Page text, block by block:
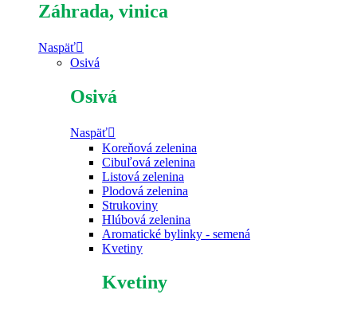
Záhrada, vinica
Naspäť
Osivá
Osivá
Naspäť
Koreňová zelenina
Cibuľová zelenina
Listová zelenina
Plodová zelenina
Strukoviny
Hlúbová zelenina
Aromatické bylinky - semená
Kvetiny
Kvetiny